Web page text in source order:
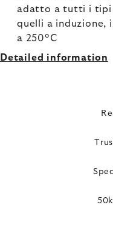
adatto a tutti i tipi
quelli a induzione,
a 250°C
Detailed information